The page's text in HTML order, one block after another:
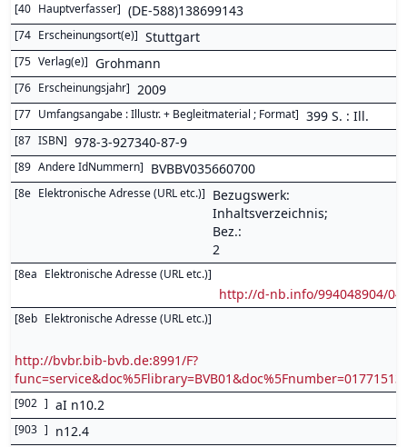
[40 Hauptverfasser] (DE-588)138699143
[74 Erscheinungsort(e)] Stuttgart
[75 Verlag(e)] Grohmann
[76 Erscheinungsjahr] 2009
[77 Umfangsangabe : Illustr. + Begleitmaterial ; Format] 399 S. : Ill.
[87 ISBN] 978-3-927340-87-9
[89 Andere IdNummern] BVBBV035660700
[8e Elektronische Adresse (URL etc.)] Bezugswerk:
Inhaltsverzeichnis;
Bez.:
2
[8ea Elektronische Adresse (URL etc.)]
http://d-nb.info/994048904/04
[8eb Elektronische Adresse (URL etc.)]
http://bvbr.bib-bvb.de:8991/F?
[902 ] aI n10.2
[903 ] n12.4